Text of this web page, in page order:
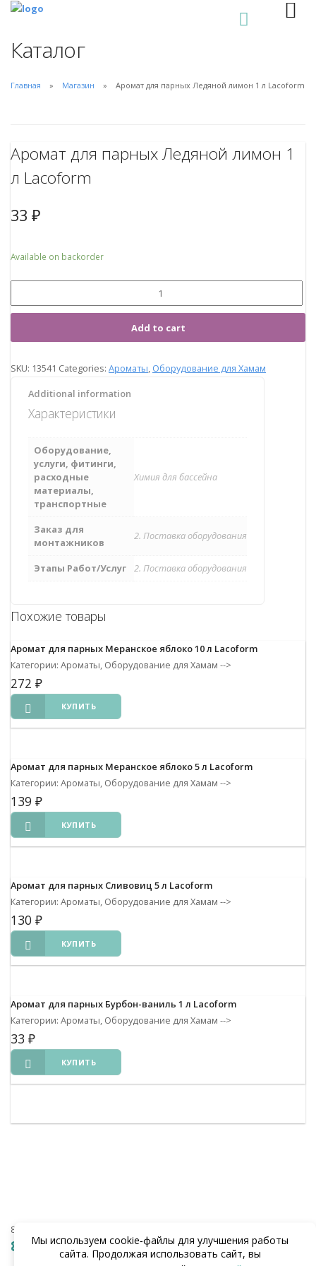
Каталог
Главная Магазин Аромат для парных Ледяной лимон 1 л Lacoform
Аромат для парных Ледяной лимон 1
л Lacoform
33 ₽
Available on backorder
Add to cart
SKU: 13541 Categories: Ароматы, Оборудование для Хамам
Additional information
Характеристики
Оборудование,
услуги, фитинги,
расходные
материалы,
транспортные
Химия для бассейна
Заказ для
монтажников
2. Поставка оборудования
Этапы Работ/Услуг 2. Поставка оборудования
Похожие товары
Аромат для парных Меранское яблоко 10 л Lacoform
Категории: Ароматы, Оборудование для Хамам -->
272 ₽
КУПИТЬ
Аромат для парных Меранское яблоко 5 л Lacoform
Категории: Ароматы, Оборудование для Хамам -->
139 ₽
КУПИТЬ
Аромат для парных Сливовиц 5 л Lacoform
Категории: Ароматы, Оборудование для Хамам -->
130 ₽
КУПИТЬ
Аромат для парных Бурбон-ваниль 1 л Lacoform
Категории: Ароматы, Оборудование для Хамам -->
33 ₽
КУПИТЬ
8 (938) 441-20-90
8 (862) 291-20-90
Мы используем cookie‑файлы для улучшения работы
сайта. Продолжая использовать сайт, вы